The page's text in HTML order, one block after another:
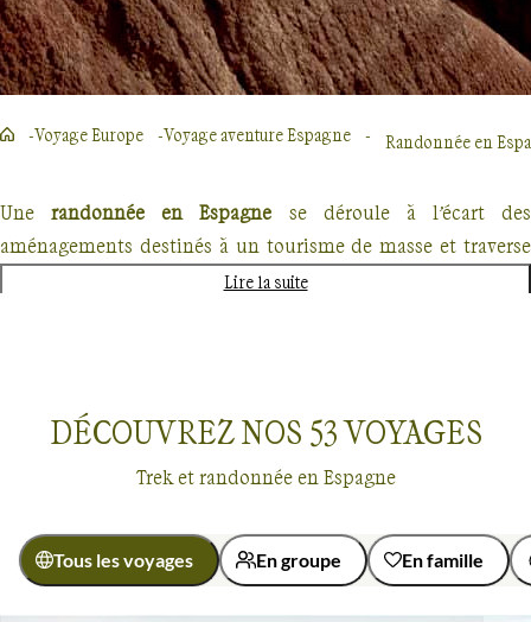
Voyage Europe Voyage aventure Espagne Randonnée en
Unerandonnée en Espagne se déroule à l’écart des
aménagements destinés à un tourisme de masse et traverse
villes et villages, îles et territoires.
vous découvrirez une terre ardente. Les mots manquent pour
l’UNESCO et chef d’œuvre de l’art islamique dominant
tendre des cultures en terrasses, ocre aridité des montagnes
et blancheur éblouissante des villages berbères.
Lire la suite
DÉCOUVREZ NOS 53VOYAGES
Trek et randonnée en Espagne
Tous les voyages En groupe En famille